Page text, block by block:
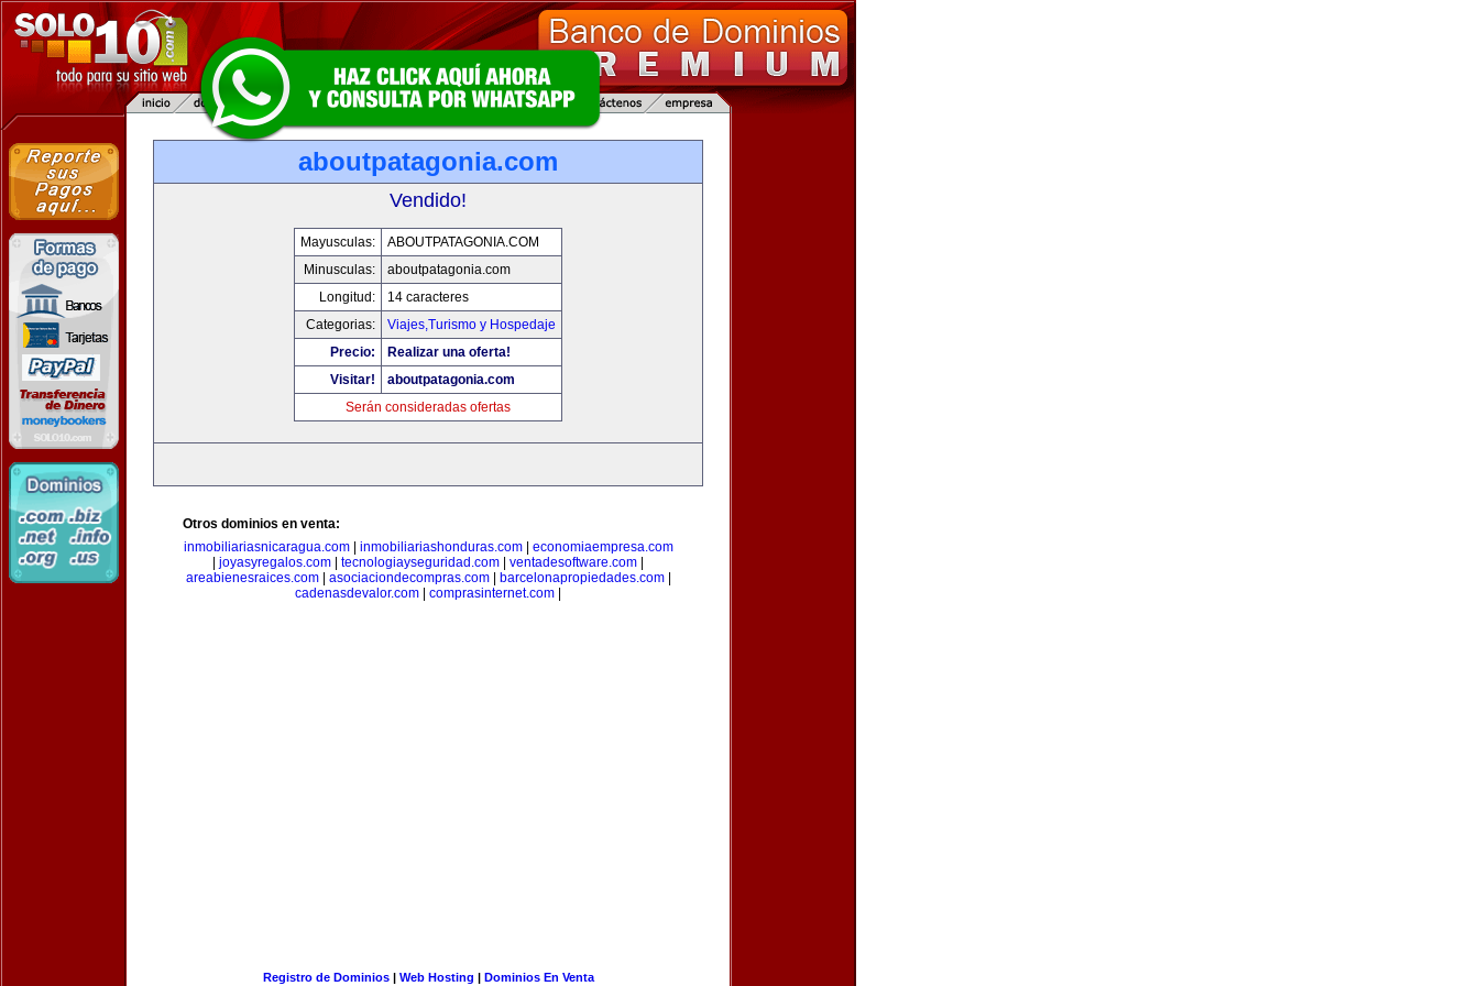
aboutpatagonia.com
Vendido!
Mayusculas:
ABOUTPATAGONIA.COM
Minusculas:
aboutpatagonia.com
Longitud:
14 caracteres
Categorias:
Viajes,Turismo y Hospedaje
Precio:
Realizar una oferta!
Visitar!
aboutpatagonia.com
Serán consideradas ofertas
Otros dominios en venta:
inmobiliariasnicaragua.com| inmobiliariashonduras.com| economiaempresa.com
joyasyregalos.com tecnologiayseguridad.com ventadesoftware.com
areabienesraices.com| asociaciondecompras.com| barcelonapropiedades.com|
cadenasdevalor.com
comprasinternet.com
Registro de Dominios| Web Hosting | Dominios En Venta